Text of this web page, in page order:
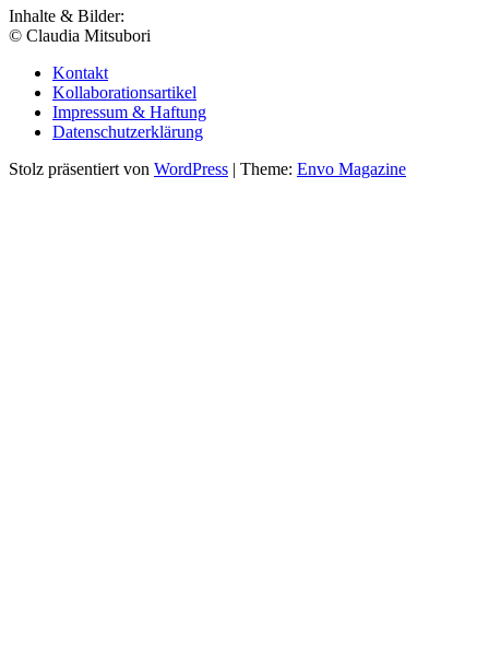
Inhalte & Bilder:
© Claudia Mitsubori
Kontakt
Kollaborationsartikel
Impressum & Haftung
Datenschutzerklärung
Stolz präsentiert von WordPress | Theme: Envo Magazine